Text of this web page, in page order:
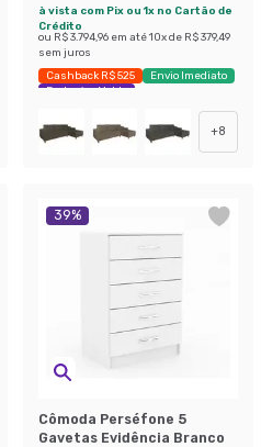
à vista com Pix ou 1x no Cartão de
Crédito
ou R$ 3.794,96 em até10x de R$ 379,49
sem juros
Cashback R$ 525
Envio Imediato
Exclusivo Mobly
+8
39%
Cômoda Perséfone 5
Gavetas Evidência Branco